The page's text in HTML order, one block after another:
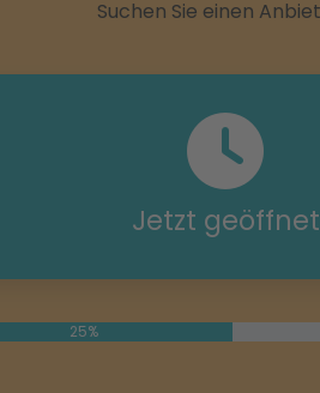
Suchen Sie einen
Jetzt geöffnet
25%